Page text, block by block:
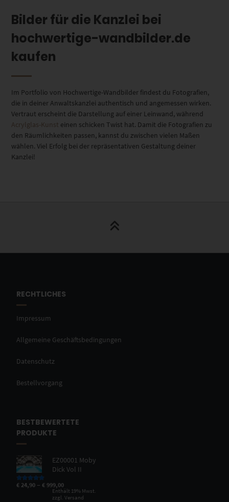
Bilder für die Kanzlei bei
hochwertige-wandbilder.de
kaufen
Im Portfolio von Hochwertige-Wandbilder findest du Fotografien,
die in deiner Anwaltskanzlei authentisch und angemessen wirken.
Vertraut erscheint die Darstellung auf einer Leinwand, während
Acrylglas-Kunst einen schicken Twist hat. Damit die Fotografien zu
den Räumlichkeiten passen, kannst du zwischen vielen Maßen
wählen. Viel Erfolg bei der repräsentativen Gestaltung deiner
Kanzlei!
RECHTLICHES
Impressum
Allgemeine Geschäftsbedingungen
Datenschutz
Bestellvorgang
BESTBEWERTETE
PRODUKTE
EZ00001 Moby
Dick Vol II
Bewertet mit
von 5
€ 24,90 –€ 999,00
Enthält 19% Mwst.
zzgl.Versand